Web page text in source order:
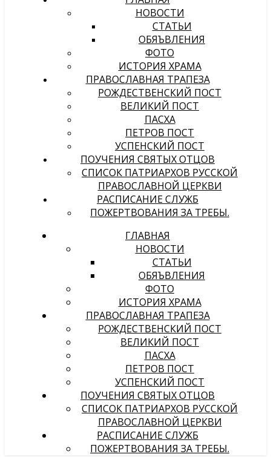
НОВОСТИ
СТАТЬИ
ОБЯЪВЛЕНИЯ
ФОТО
ИСТОРИЯ ХРАМА
ПРАВОСЛАВНАЯ ТРАПЕЗА
РОЖДЕСТВЕНСКИЙ ПОСТ
ВЕЛИКИЙ ПОСТ
ПАСХА
ПЕТРОВ ПОСТ
УСПЕНСКИЙ ПОСТ
ПОУЧЕНИЯ СВЯТЫХ ОТЦОВ
СПИСОК ПАТРИАРХОВ РУССКОЙ
ПРАВОСЛАВНОЙ ЦЕРКВИ
РАСПИСАНИЕ СЛУЖБ
ПОЖЕРТВОВАНИЯ ЗА ТРЕБЫ.
ГЛАВНАЯ
НОВОСТИ
СТАТЬИ
ОБЯЪВЛЕНИЯ
ФОТО
ИСТОРИЯ ХРАМА
ПРАВОСЛАВНАЯ ТРАПЕЗА
РОЖДЕСТВЕНСКИЙ ПОСТ
ВЕЛИКИЙ ПОСТ
ПАСХА
ПЕТРОВ ПОСТ
УСПЕНСКИЙ ПОСТ
ПОУЧЕНИЯ СВЯТЫХ ОТЦОВ
СПИСОК ПАТРИАРХОВ РУССКОЙ
ПРАВОСЛАВНОЙ ЦЕРКВИ
РАСПИСАНИЕ СЛУЖБ
ПОЖЕРТВОВАНИЯ ЗА ТРЕБЫ.